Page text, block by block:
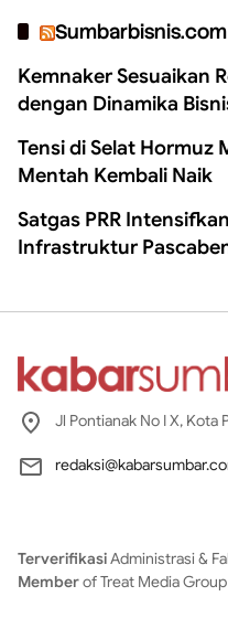
Sumbarbisnis.com
Kemnaker Sesuaikan
dengan Dinamika
Tensi di Selat Hormuz
Mentah Kembali Naik
Satgas PRR
Infrastruktur
Jl Pontianak No I X, Kota
TerverifikasiAdministrasi &
Memberof Treat Media Group